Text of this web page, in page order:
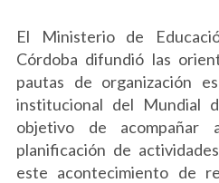
El Ministerio de
Córdoba difundió las
pautas de organización
institucional del Mundial
objetivo de
planificación de
este acontecimiento de